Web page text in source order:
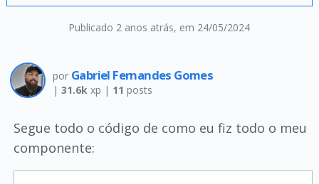
Publicado 2 anos atrás, em 24/05/2024
por Gabriel Fernandes Gomes
| 31.6kxp | 11 posts
Segue todo o código de como eu fiz todo o meu
componente: